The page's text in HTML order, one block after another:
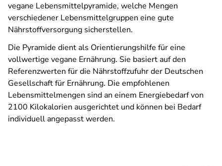
vegane Lebensmittelpyramide, welche Mengen
verschiedener Lebensmittelgruppen eine gute
Nährstoffversorgung sicherstellen.
Die Pyramide dient als Orientierungshilfe für eine
vollwertige vegane Ernährung. Sie basiert auf den
Referenzwerten für die Nährstoffzufuhr der Deutschen
Gesellschaft für Ernährung. Die empfohlenen
Lebensmittelmengen sind an einem Energiebedarf von
2100 Kilokalorien ausgerichtet und können bei Bedarf
individuell angepasst werden.